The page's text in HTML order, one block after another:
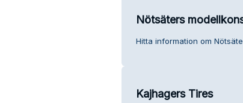
Nötsäters
Hitta information om
Kajhagers Tires